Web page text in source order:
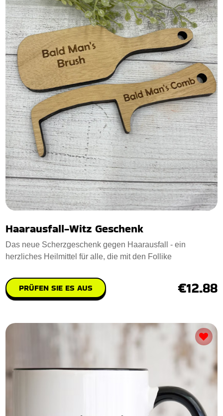
Haarausfall-Witz Geschenk
Das neue Scherzgeschenk gegen Haarausfall - ein
herzliches Heilmittel für alle, die mit den Follike
PRÜFEN SIE ES AUS €12.88